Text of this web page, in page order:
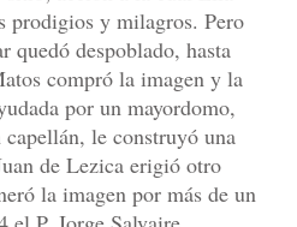
prodigios y milagros. Pero
quedó despoblado, hasta
compró la imagen y la
por un mayordomo,
le construyó una
de Lezica erigió otro
la imagen por más de un